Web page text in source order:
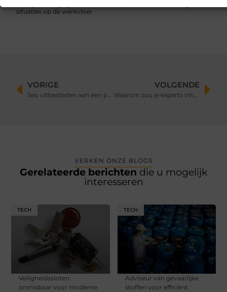
situaties op de werkvloer
VORIGE
Seo uitbesteden aan een professional?
VOLGENDE
Waarom zou je experts inhuren voor het bouwen van aangepaste webapplicaties?
VERKEN ONZE BLOGS
Gerelateerde berichten die u mogelijk
interesseren
TECH
Veiligheidssloten:
onmisbaar voor moderne
TECH
Adviseur van gevaarlijke
stoffen voor efficiënt